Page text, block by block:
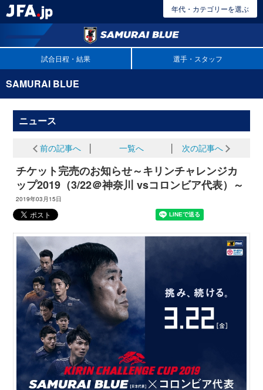
年代・カテゴリーを選ぶ
試合日程・結果 選手・スタッフ
SAMURAI BLUE
ニュース
前の記事へ 一覧へ 次の記事へ
チケット完売のお知らせ～キリンチャレンジカ
ップ2019（3/22＠神奈川 vsコロンビア代表）～
2019年03月15日